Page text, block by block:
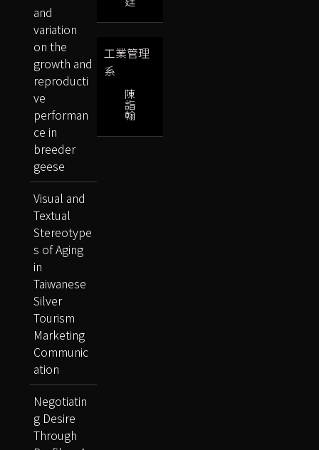
工業管理
系
陳
詣
翰
and
variation
on the
growth and
reproducti
ve
performan
ce in
breeder
geese
Visual and
Textual
Stereotype
s of Aging
in
Taiwanese
Silver
Tourism
Marketing
Communic
ation
Negotiatin
g Desire
Through